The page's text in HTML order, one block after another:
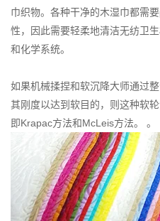
巾织物。各种干净的木湿巾都需
性，因此需要轻柔地清洁无纺卫
和化学系统。
如果机械揉捏和软沉降大师通过
其刚度以达到软目的，则这种软
即Krapac方法和McLeis方法。 。